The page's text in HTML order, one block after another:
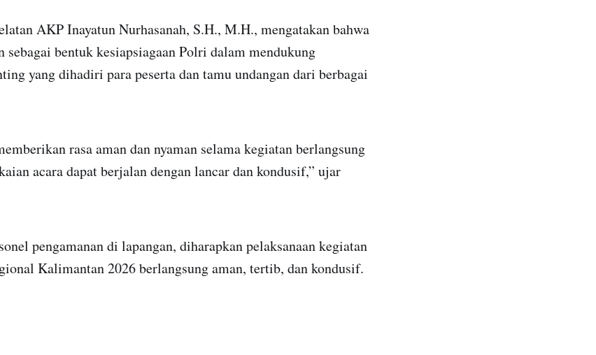
AKP Inayatun Nurhasanah, S.H., M.H., mengatakan bahwa
sebagai bentuk kesiapsiagaan Polri dalam mendukung
yang dihadiri para peserta dan tamu undangan dari berbagai
rasa aman dan nyaman selama kegiatan berlangsung
acara dapat berjalan dengan lancar dan kondusif,” ujar
pengamanan di lapangan, diharapkan pelaksanaan kegiatan
Kalimantan 2026 berlangsung aman, tertib, dan kondusif.